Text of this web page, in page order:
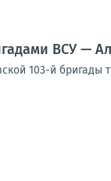
ВСУ —
103-й бригады